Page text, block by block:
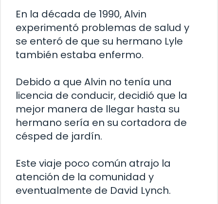
En la década de 1990, Alvin
experimentó problemas de salud y
se enteró de que su hermano Lyle
también estaba enfermo.
Debido a que Alvin no tenía una
licencia de conducir, decidió que la
mejor manera de llegar hasta su
hermano sería en su cortadora de
césped de jardín.
Este viaje poco común atrajo la
atención de la comunidad y
eventualmente de David Lynch.